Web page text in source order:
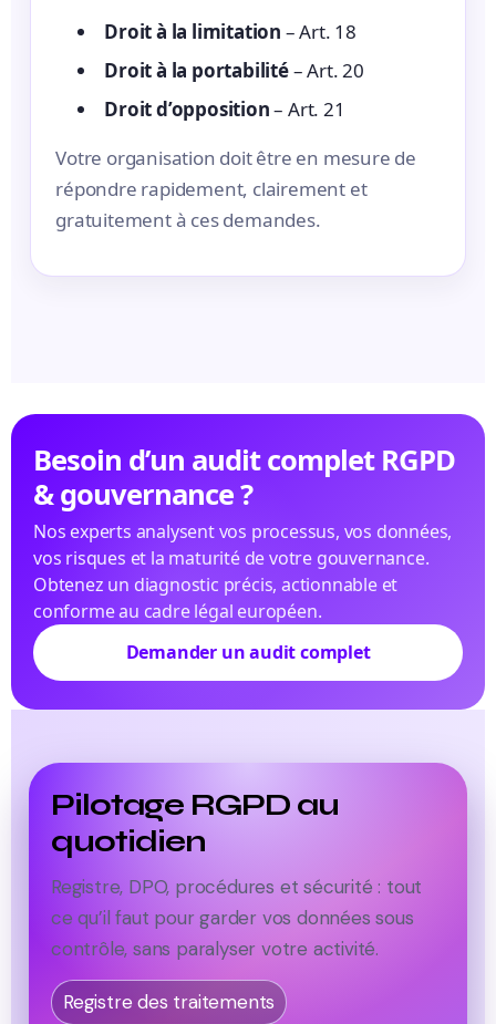
Droit à la limitation – Art. 18
Droit à la portabilité– Art. 20
Droit d’opposition– Art. 21
Votre organisation doit être en mesure de
répondre rapidement, clairement et
gratuitement à ces demandes.
Besoin d’un audit complet RGPD
& gouvernance ?
Nos experts analysent vos processus, vos données,
vos risques et la maturité de votre gouvernance.
Obtenez un diagnostic précis, actionnable et
conforme au cadre légal européen.
Demander un audit complet
Pilotage RGPD au
quotidien
Registre, DPO, procédures et sécurité : tout
ce qu’il faut pour garder vos données sous
contrôle, sans paralyser votre activité.
Registre des traitements